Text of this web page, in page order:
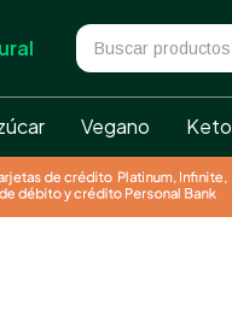
Vegano Keto